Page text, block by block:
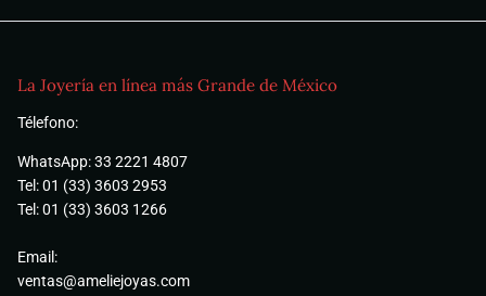
La Joyería en línea más Grande de México
Télefono:
WhatsApp: 33 2221 4807
Tel: 01 (33) 3603 2953
Tel: 01 (33) 3603 1266
Email:
ventas@ameliejoyas.com